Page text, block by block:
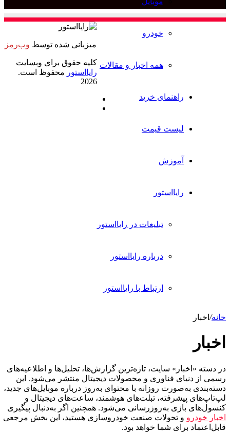
خودرو
همه اخبار و مقالات
راهنمای خرید
لیست قیمت
آموزش
رایااستور
تبلیغات در رایااستور
درباره رایااستور
ارتباط با رایااستور
برای
/اخبار
دسته «اخبار» سایت، تازه‌ترین گزارش‌ها، تحلیل‌ها و اطلاعیه‌های
از دنیای فناوری و محصولات دیجیتال منتشر می‌شود. این
به‌صورت روزانه با محتوای به‌روز درباره موبایل‌های جدید،
پیشرفته، تبلت‌های هوشمند، ساعت‌های دیجیتال و
بازی به‌روزرسانی می‌شود. همچنین اگر به‌دنبال پیگیری
خودروو تحولات صنعت خودروسازی هستید، این بخش مرجعی
برای شما خواهد بود.
میزبانی شده توسطوب‌رمز
کلیه حقوق برای وبسایت
رایااستورمحفوظ است.
2026
ایکس
خوراک